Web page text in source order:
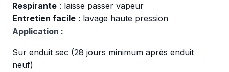
Respirante : laisse passer vapeur
Entretien facile : lavage haute pression
Application :
Sur enduit sec (28 jours minimum après enduit
neuf)